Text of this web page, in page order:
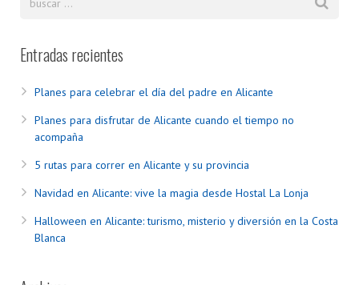
Entradas recientes
Planes para celebrar el día del padre en Alicante
Planes para disfrutar de Alicante cuando el tiempo no
acompaña
5 rutas para correr en Alicante y su provincia
Navidad en Alicante: vive la magia desde Hostal La Lonja
Halloween en Alicante: turismo, misterio y diversión en la Costa
Blanca